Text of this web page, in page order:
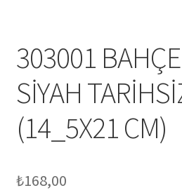
303001
SİYAH
(14_5X21 CM)
₺168,00